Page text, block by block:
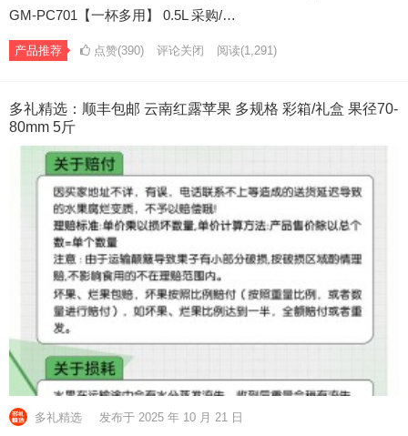
GM-PC701【一杯多用】 0.5L 采购/…
产品推荐 点赞(390) 评论关闭 阅读(1,291)
多礼精选：顺丰包邮 云南红露苹果 多规格 彩箱/礼盒 果径70-
80mm 5斤
多礼精选 发布于 2025 年 10 月 21 日